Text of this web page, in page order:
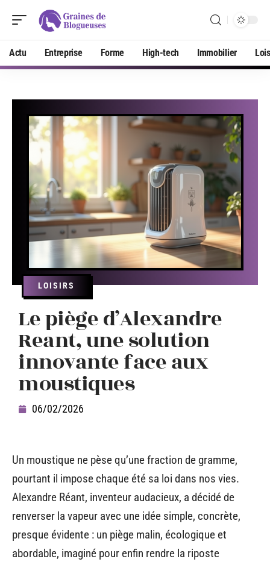
Actu Entreprise Forme High-tech Immobilier
LOISIRS
Le piège d’Alexandre
Reant, une solution
innovante face aux
moustiques
06/02/2026
Un moustique ne pèse qu’une fraction de gramme,
pourtant il impose chaque été sa loi dans nos vies.
Alexandre Réant, inventeur audacieux, a décidé de
renverser la vapeur avec une idée simple, concrète,
presque évidente : un piège malin, écologique et
abordable, imaginé pour enfin rendre la riposte